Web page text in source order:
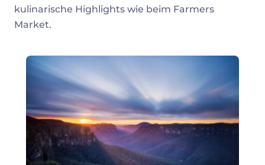
kulinarische Highlights wie beim Farmers
Market.